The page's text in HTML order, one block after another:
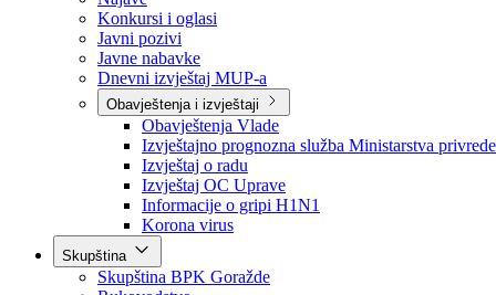
Sve vijesti
Izdvojeno
Najave
Konkursi i oglasi
Javni pozivi
Javne nabavke
Dnevni izvještaj MUP-a
Obavještenja i izvještaji
Obavještenja Vlade
Izvještajno prognozna služba Ministarstva privrede
Izvještaj o radu
Izvještaj OC Uprave
Informacije o gripi H1N1
Korona virus